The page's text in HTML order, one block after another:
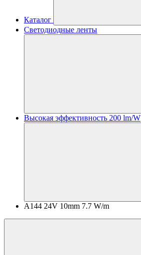
Каталог
Светодиодные ленты
Высокая эффективность 200 lm/W
A144 24V 10mm 7.7 W/m